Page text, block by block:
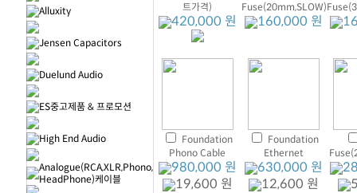
Alluxity
Jensen Capacitors
Duelund Audio
ES중고제품 & 프로모션
High End Audio
Analogue(RCA,XLR,Phono,
HeadPhone)케이블
트가격)
420,000 원
Fuse(20mm,SLOW)
160,000 원
Foundation
Phono Cable
980,000 원
19,600 원
Foundation
Ethernet
630,000 원
12,600 원